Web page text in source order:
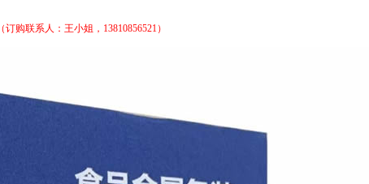
（订购联系人：王小姐，13810856521）